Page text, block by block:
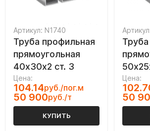
Артикул: N1740
Труба профильная
прямоугольная
40х30х2 ст. 3
Цена:
104.14руб./пог.м
50 900руб./т
КУПИТЬ
Цена:
50